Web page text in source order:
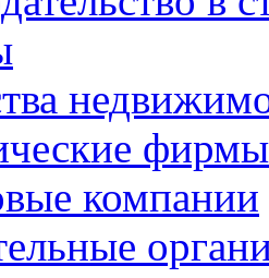
фирмы
компании